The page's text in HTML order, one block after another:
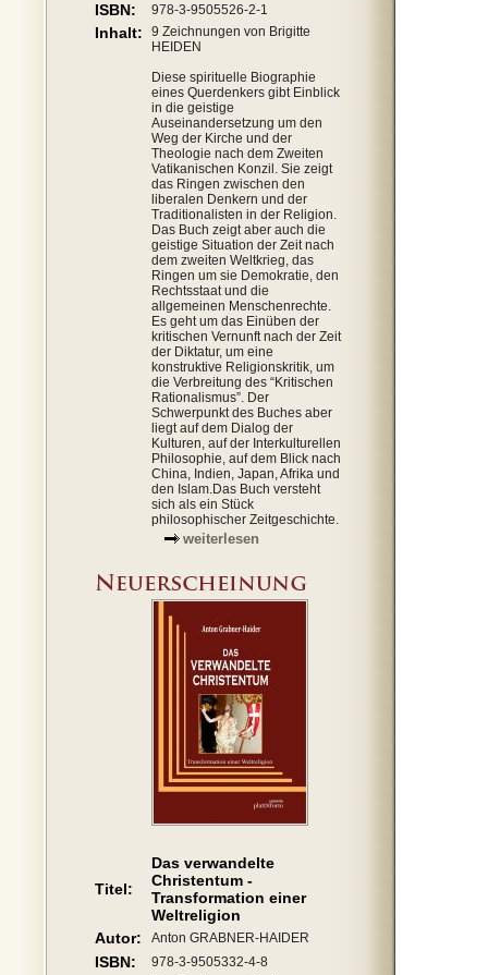
ISBN: 978-3-9505526-2-1
Inhalt:
9 Zeichnungen von Brigitte
HEIDEN
Diese spirituelle Biographie
eines Querdenkers gibt Einblick
in die geistige
Auseinandersetzung um den
Weg der Kirche und der
Theologie nach dem Zweiten
Vatikanischen Konzil. Sie zeigt
das Ringen zwischen den
liberalen Denkern und der
Traditionalisten in der Religion.
Das Buch zeigt aber auch die
geistige Situation der Zeit nach
dem zweiten Weltkrieg, das
Ringen um sie Demokratie, den
Rechtsstaat und die
allgemeinen Menschenrechte.
Es geht um das Einüben der
kritischen Vernunft nach der Zeit
der Diktatur, um eine
konstruktive Religionskritik, um
die Verbreitung des “Kritischen
Rationalismus”. Der
Schwerpunkt des Buches aber
liegt auf dem Dialog der
Kulturen, auf der Interkulturellen
Philosophie, auf dem Blick nach
China, Indien, Japan, Afrika und
den Islam.Das Buch versteht
sich als ein Stück
philosophischer Zeitgeschichte.
weiterlesen
Titel:
Das verwandelte
Christentum -
Transformation einer
Weltreligion
Autor:
Anton GRABNER-HAIDER
ISBN: 978-3-9505332-4-8